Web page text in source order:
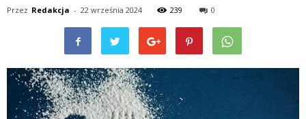
Przez Redakcja - 22 września 2024 239 0